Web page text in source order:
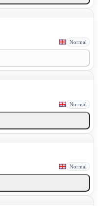
Normal
Normal
Normal